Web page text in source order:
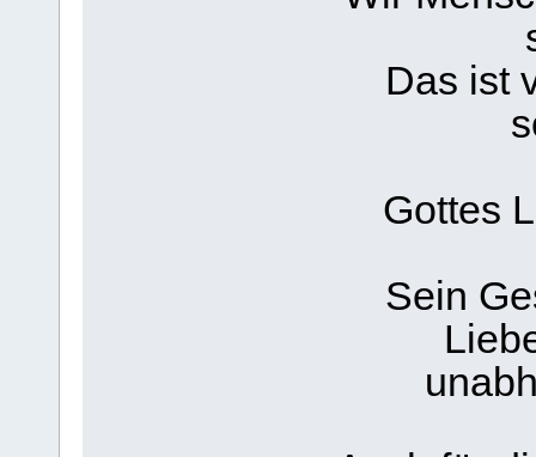
Das ist
Gottes
Sein